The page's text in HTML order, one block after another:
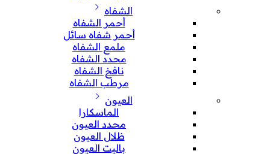
الشفاه
أحمر الشفاه
أحمر شفاه سائل
ملمع الشفاه
محدد الشفاه
نافخ الشفاه
مرطب الشفاه
العيون
الماسكارا
محدد العيون
ظلال العيون
باليت العيون